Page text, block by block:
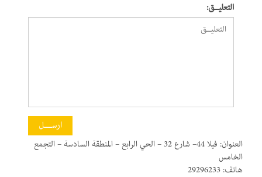
التعليــق:
العنوان: فيلا 44– شارع 32 – الحي الرابع – المنطقة السادسة – التجمع
الخامس
هاتف: 29296233